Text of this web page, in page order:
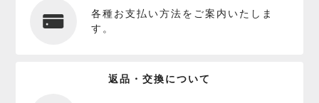
各種お支払い方法をご案内いたしま
す。
返品・交換について